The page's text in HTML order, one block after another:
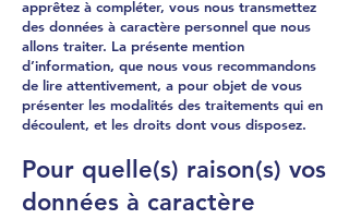
apprêtez à compléter, vous nous transmettez
des données à caractère personnel que nous
allons traiter. La présente mention
d’information, que nous vous recommandons
de lire attentivement, a pour objet de vous
présenter les modalités des traitements qui en
découlent, et les droits dont vous disposez.
Pour quelle(s) raison(s) vos
données à caractère